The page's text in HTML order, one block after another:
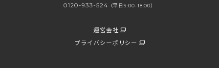
0120-933-524 （平日9:00-18:00）
運営会社
プライバシーポリシー